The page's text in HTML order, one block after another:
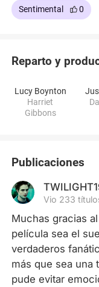
Sentimental 0
Reparto y
Lucy Boynton
Harriet
Gibbons
Publicaciones
Vio 233
Muchas gracias
película sea el
verdaderos
más que sea una
pude evitar